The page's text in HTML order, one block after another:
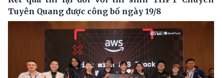
Tuyên Quang được công bố ngày 19/8